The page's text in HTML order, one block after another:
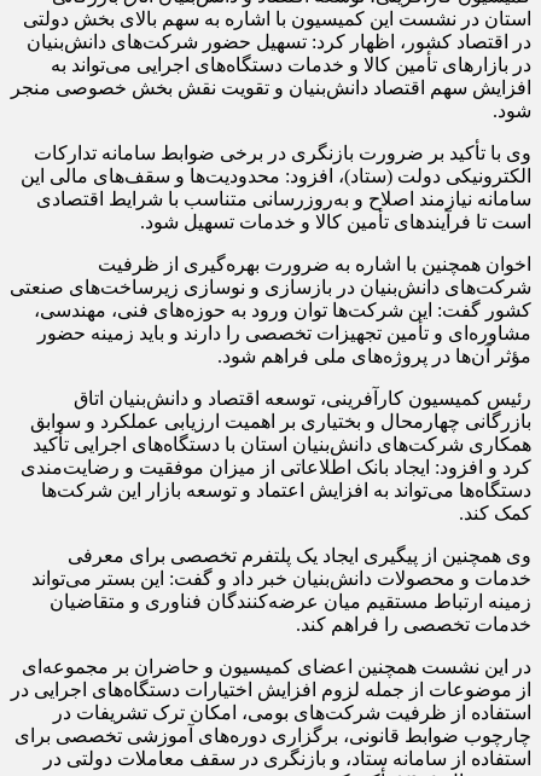
استان در نشست این کمیسیون با اشاره به سهم بالای بخش دولتی
در اقتصاد کشور، اظهار کرد: تسهیل حضور شرکت‌های دانش‌بنیان
در بازارهای تأمین کالا و خدمات دستگاه‌های اجرایی می‌تواند به
افزایش سهم اقتصاد دانش‌بنیان و تقویت نقش بخش خصوصی منجر
شود.
وی با تأکید بر ضرورت بازنگری در برخی ضوابط سامانه تدارکات
الکترونیکی دولت (ستاد)، افزود: محدودیت‌ها و سقف‌های مالی این
سامانه نیازمند اصلاح و به‌روزرسانی متناسب با شرایط اقتصادی
است تا فرآیندهای تأمین کالا و خدمات تسهیل شود.
اخوان همچنین با اشاره به ضرورت بهره‌گیری از ظرفیت
شرکت‌های دانش‌بنیان در بازسازی و نوسازی زیرساخت‌های صنعتی
کشور گفت: این شرکت‌ها توان ورود به حوزه‌های فنی، مهندسی،
مشاوره‌ای و تأمین تجهیزات تخصصی را دارند و باید زمینه حضور
مؤثر آن‌ها در پروژه‌های ملی فراهم شود.
رئیس کمیسیون کارآفرینی، توسعه اقتصاد و دانش‌بنیان اتاق
بازرگانی چهارمحال و بختیاری بر اهمیت ارزیابی عملکرد و سوابق
همکاری شرکت‌های دانش‌بنیان استان با دستگاه‌های اجرایی تأکید
کرد و افزود: ایجاد بانک اطلاعاتی از میزان موفقیت و رضایت‌مندی
دستگاه‌ها می‌تواند به افزایش اعتماد و توسعه بازار این شرکت‌ها
کمک کند.
وی همچنین از پیگیری ایجاد یک پلتفرم تخصصی برای معرفی
خدمات و محصولات دانش‌بنیان خبر داد و گفت: این بستر می‌تواند
زمینه ارتباط مستقیم میان عرضه‌کنندگان فناوری و متقاضیان
خدمات تخصصی را فراهم کند.
در این نشست همچنین اعضای کمیسیون و حاضران بر مجموعه‌ای
از موضوعات از جمله لزوم افزایش اختیارات دستگاه‌های اجرایی در
استفاده از ظرفیت شرکت‌های بومی، امکان ترک تشریفات در
چارچوب ضوابط قانونی، برگزاری دوره‌های آموزشی تخصصی برای
استفاده از سامانه ستاد، و بازنگری در سقف معاملات دولتی در